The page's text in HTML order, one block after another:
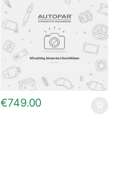
€749.00